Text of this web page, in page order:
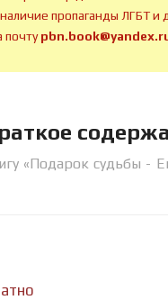
наличие пропаганды ЛГБТ
почту
«Подарок судьбы -